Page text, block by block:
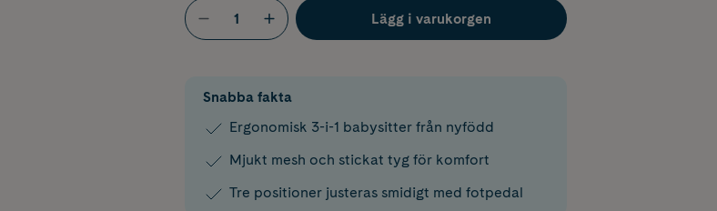
Lägg i varukorgen
Snabba fakta
Ergonomisk 3-i-1 babysitter från nyfödd
Mjukt mesh och stickat tyg för komfort
Tre positioner justeras smidigt med fotpedal